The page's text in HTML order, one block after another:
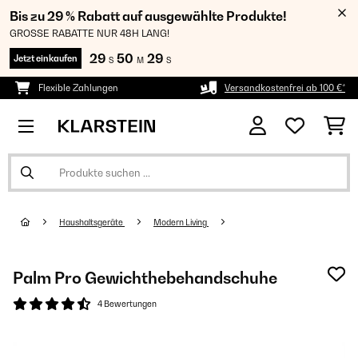
Bis zu 29 % Rabatt auf ausgewählte Produkte!
GROSSE RABATTE NUR 48H LANG!
Jetzt einkaufen 29 S 50 M 29 S
Flexible Zahlungen Versandkostenfrei ab 100 €*
Haushaltsgeräte Modern Living
Palm Pro Gewichthebehandschuhe
4 Bewertungen